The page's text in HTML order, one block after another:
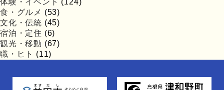
体験・イベント (124)
食・グルメ (53)
文化・伝統 (45)
宿泊・定住 (6)
観光・移動 (67)
職・ヒト
(11)